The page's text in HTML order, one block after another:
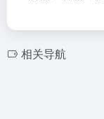
相关导航